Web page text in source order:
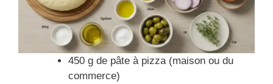
450 g de pâte à pizza (maison ou du
commerce)